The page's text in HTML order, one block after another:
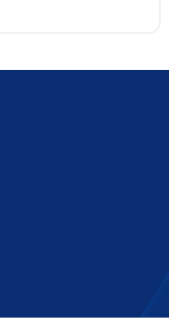
प्रतीक्षा कर रही है।